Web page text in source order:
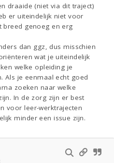
draaide (niet via dit traject)
er uiteindelijk niet voor
breed genoeg en erg
dan ggz, dus misschien
wat je uiteindelijk
welke opleiding je
Als je eenmaal echt goed
zoeken naar welke
In de zorg zijn er best
voor leer-werktrajecten
minder een issue zijn.